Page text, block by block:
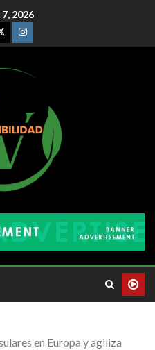
2026
en Europa y agiliza